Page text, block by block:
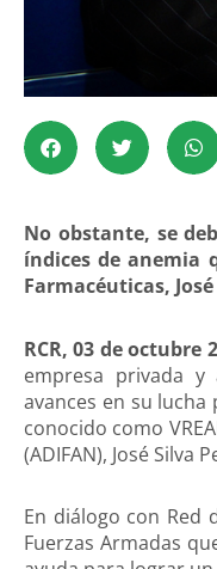
No obstante, se
índices de anemia
Farmacéuticas,
RCR, 03 de octubre
empresa privada y
avances en su
conocido como
(ADIFAN), José Silva
En diálogo con Red
Fuerzas Armadas